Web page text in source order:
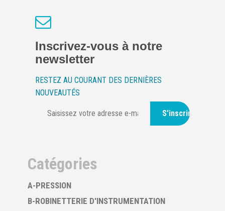
Inscrivez-vous à notre
newsletter
RESTEZ AU COURANT DES DERNIÈRES
NOUVEAUTÉS
S'inscrire
Catégories
A-PRESSION
B-ROBINETTERIE D'INSTRUMENTATION